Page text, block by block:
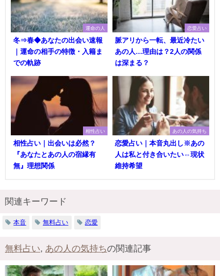
運命の人
冬⇒春◆あなたの出会い速報
｜運命の相手の特徴・入籍ま
での軌跡
恋愛占い
脈アリから一転、最近冷たい
あの人…理由は？2人の関係
は深まる？
相性占い
相性占い｜出会いは必然？
『あなたとあの人の宿縁有
無』理想関係
あの人の気持ち
恋愛占い｜本音丸出し※あの
人は私と付き合いたい⇔現状
維持希望
関連キーワード
本音 無料占い 恋愛
無料占い, あの人の気持ちの関連記事